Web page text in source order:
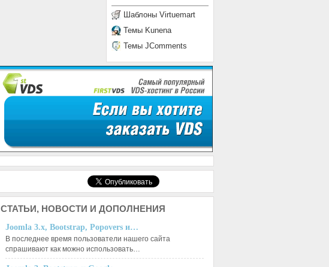
Шаблоны Virtuemart
Темы Kunena
Темы JComments
СТАТЬИ, НОВОСТИ И ДОПОЛНЕНИЯ
Joomla 3.x, Bootstrap, Popovers и…
В последнее время пользователи нашего сайта
спрашивают как можно использовать…